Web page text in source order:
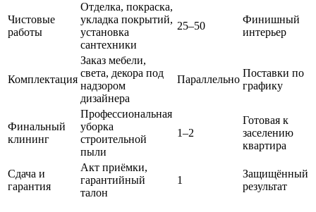
Чистовые
работы
Отделка, покраска,
укладка покрытий,
установка
сантехники
25–50
Финишный
интерьер
Комплектация
Заказ мебели,
света, декора под
надзором
дизайнера
Параллельно
Поставки по
графику
Финальный
клининг
Профессиональная
уборка
строительной
пыли
1–2
Готовая к
заселению
квартира
Сдача и
гарантия
Акт приёмки,
гарантийный
талон
1
Защищённый
результат